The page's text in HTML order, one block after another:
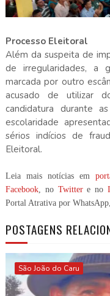
Processo Eleitoral
Além da suspeita de
de irregularidades, a
marcada por outro
acusado de utilizar
candidatura durante
escolaridade
sérios indícios de
Eleitoral.
Leia mais notícias em
Facebook, no Twittere no
Portal Atrativa por
POSTAGENS
São João do Caru